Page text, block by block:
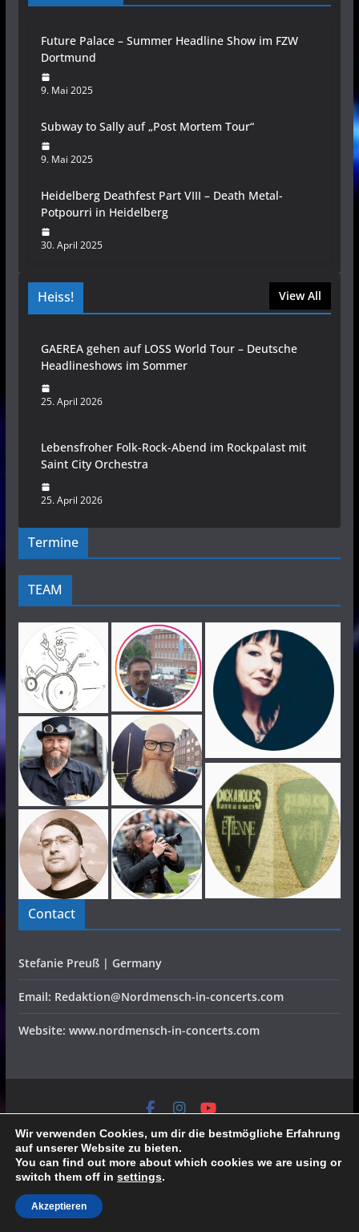
Future Palace – Summer Headline Show im FZW
Dortmund
9. Mai 2025
Subway to Sally auf „Post Mortem Tour“
9. Mai 2025
Heidelberg Deathfest Part VIII – Death Metal-
Potpourri in Heidelberg
30. April 2025
Heiss! View All
GAEREA gehen auf LOSS World Tour – Deutsche
Headlineshows im Sommer
25. April 2026
Lebensfroher Folk-Rock-Abend im Rockpalast mit
Saint City Orchestra
25. April 2026
Termine
TEAM
Contact
Stefanie Preuß | Germany
Email: Redaktion@Nordmensch-in-concerts.com
Website: www.nordmensch-in-concerts.com
GalerienTeam Partner Datenschutz/Impressum
All rights reserved, all pictures belong to the fotographers,
send requests to redaktion@nordmensch-in-concerts.com
Wir verwenden Cookies, um dir die bestmögliche Erfahrung
auf unserer Website zu bieten.
You can find out more about which cookies we are using or
switch them off in settings.
Akzeptieren